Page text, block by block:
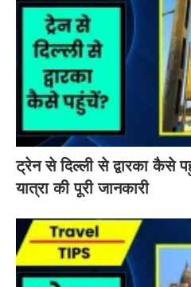
ट्रेन से दिल्ली से द्वारका कैसे
यात्रा की पूरी जानकारी